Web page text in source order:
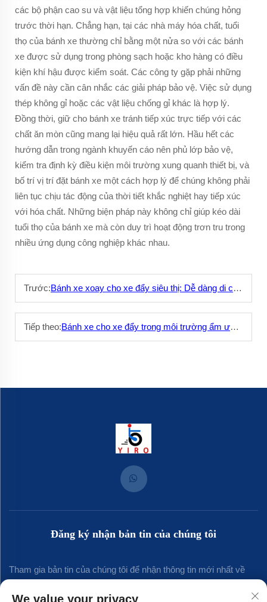
các bộ phận cao su và vật liệu tổng hợp khiến chúng hỏng
trước thời hạn. Chẳng hạn, tại các nhà máy hóa chất, tuổi
thọ của bánh xe thường chỉ bằng một nửa so với các bánh
xe được sử dụng trong phòng sạch hoặc kho hàng có điều
kiện khí hậu được kiểm soát. Các công ty gặp phải những
vấn đề này cần cân nhắc các giải pháp bảo vệ. Việc sử dụng
thép không gỉ hoặc các vật liệu chống gỉ khác là hợp lý.
Đồng thời, giữ cho bánh xe tránh tiếp xúc trực tiếp với các
chất ăn mòn cũng mang lại hiệu quả rất lớn. Hầu hết các
hướng dẫn trong ngành khuyến cáo nên phủ lớp bảo vệ,
kiểm tra định kỳ điều kiện môi trường xung quanh thiết bị, và
bố trí vị trí đặt bánh xe một cách hợp lý để chúng không phải
liên tục chịu tác động của thời tiết khắc nghiệt hay tiếp xúc
với hóa chất. Những biện pháp này không chỉ giúp kéo dài
tuổi thọ của bánh xe mà còn duy trì hoạt động trơn tru trong
nhiều ứng dụng công nghiệp khác nhau.
Trước:Bánh xe xoay cho xe đẩy siêu thị: Dễ dàng di chuyển trong cửa hàng
Tiếp theo:Bánh xe cho xe đẩy trong môi trường ẩm ướt: Giải pháp chống trượt
Đăng ký nhận bản tin của chúng tôi
Tham gia bản tin của chúng tôi để nhận thông tin mới nhất về
We value your privacy